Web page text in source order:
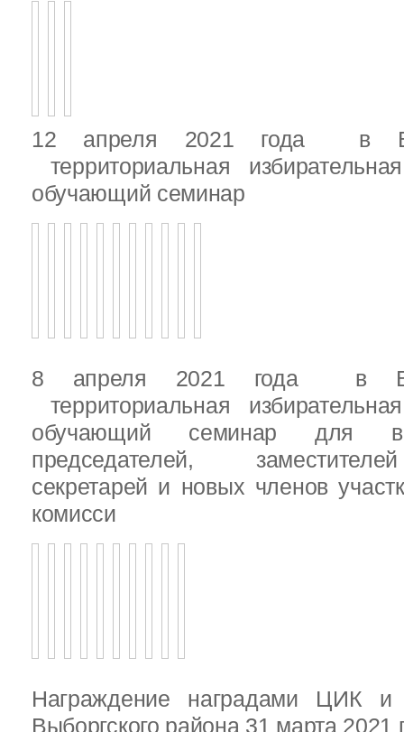
12 апреля 2021 года в
территориальная
обучающий семинар
8 апреля 2021 года в
территориальная
обучающий семинар для
председателей,
секретарей и новых членов
комисси
Награждение наградами ЦИК
Выборгского района 31 марта 2021